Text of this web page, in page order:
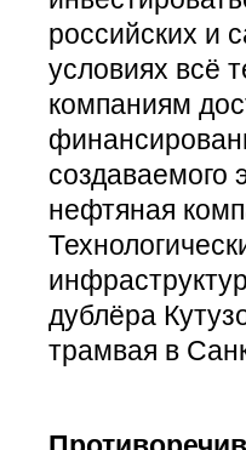
российских и
условиях всё
компаниям
создаваемого
нефтяная
дублёра
трамвая в